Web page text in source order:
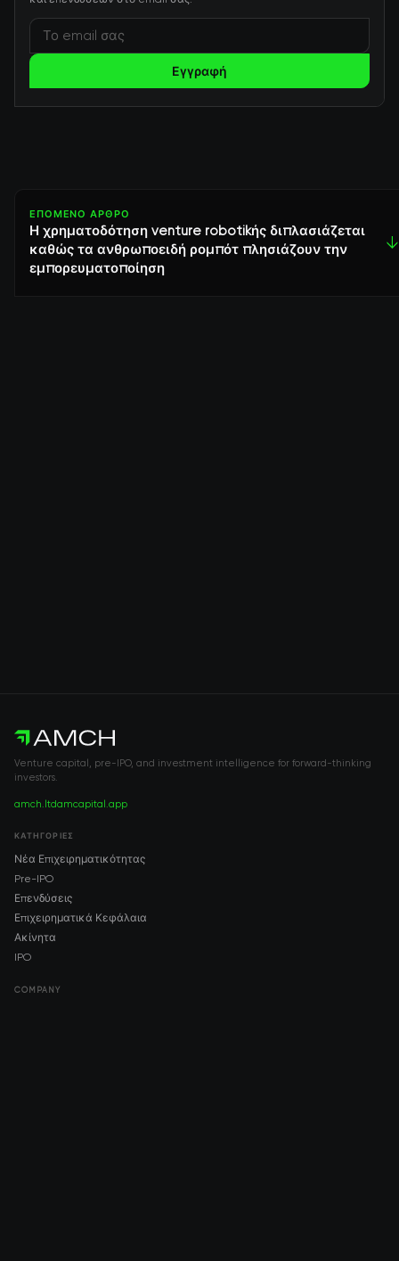
Εγγραφή
ΕΠΌΜΕΝΟ ΆΡΘΡΟ
Η χρηματοδότηση venture robotikής διπλασιάζεται
καθώς τα ανθρωποειδή ρομπότ πλησιάζουν την
εμπορευματοποίηση
↓
Venture capital, pre-IPO, and investment intelligence for forward-thinking
investors.
amch.ltdamcapital.app
ΚΑΤΗΓΟΡΊΕΣ
Νέα Επιχειρηματικότητας
Pre-IPO
Επενδύσεις
Επιχειρηματικά Κεφάλαια
Ακίνητα
IPO
COMPANY